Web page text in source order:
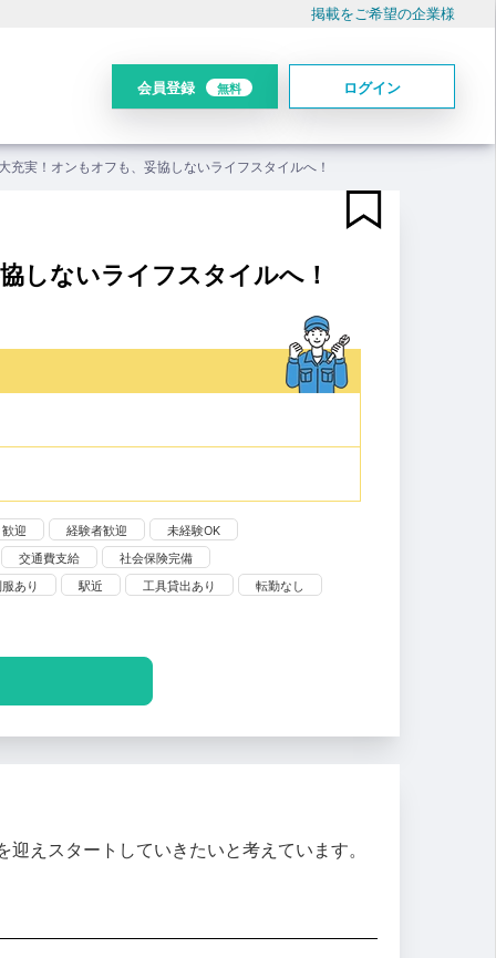
掲載をご希望の企業様
会員登録 無料 ログイン
実！オンもオフも、妥協しないライフスタイルへ！
しないライフスタイルへ！
迎 経験者歓迎
未経験OK
交通費支給
社会保険完備
あり
駅近 工具貸出あり 転勤なし
えスタートしていきたいと考えています。